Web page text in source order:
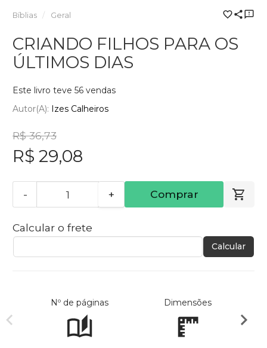
Bíblias Geral
CRIANDO FILHOS PARA OS
ÚLTIMOS DIAS
Este livro teve 56 vendas
Autor(a): Izes Calheiros
R$ 36,73
R$ 29,08
- + Comprar
Calcular o frete
Calcular
Nº de páginas Dimensões